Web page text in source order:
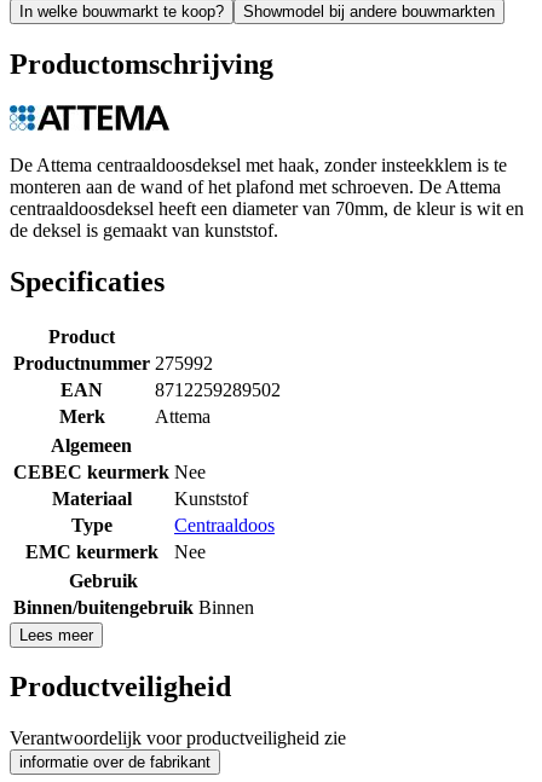
In welke bouwmarkt te koop? Showmodel bij andere bouwmarkten
Productomschrijving
De Attema centraaldoosdeksel met haak, zonder insteekklem is te
monteren aan de wand of het plafond met schroeven. De Attema
centraaldoosdeksel heeft een diameter van 70mm, de kleur is wit en
de deksel is gemaakt van kunststof.
Specificaties
Product
Productnummer 275992
EAN
8712259289502
Merk
Attema
Algemeen
CEBEC keurmerk Nee
Materiaal
Kunststof
Type
Centraaldoos
EMC keurmerk
Nee
Gebruik
Binnen/buitengebruik Binnen
Lees meer
Productveiligheid
Verantwoordelijk voor productveiligheid zie
informatie over de fabrikant